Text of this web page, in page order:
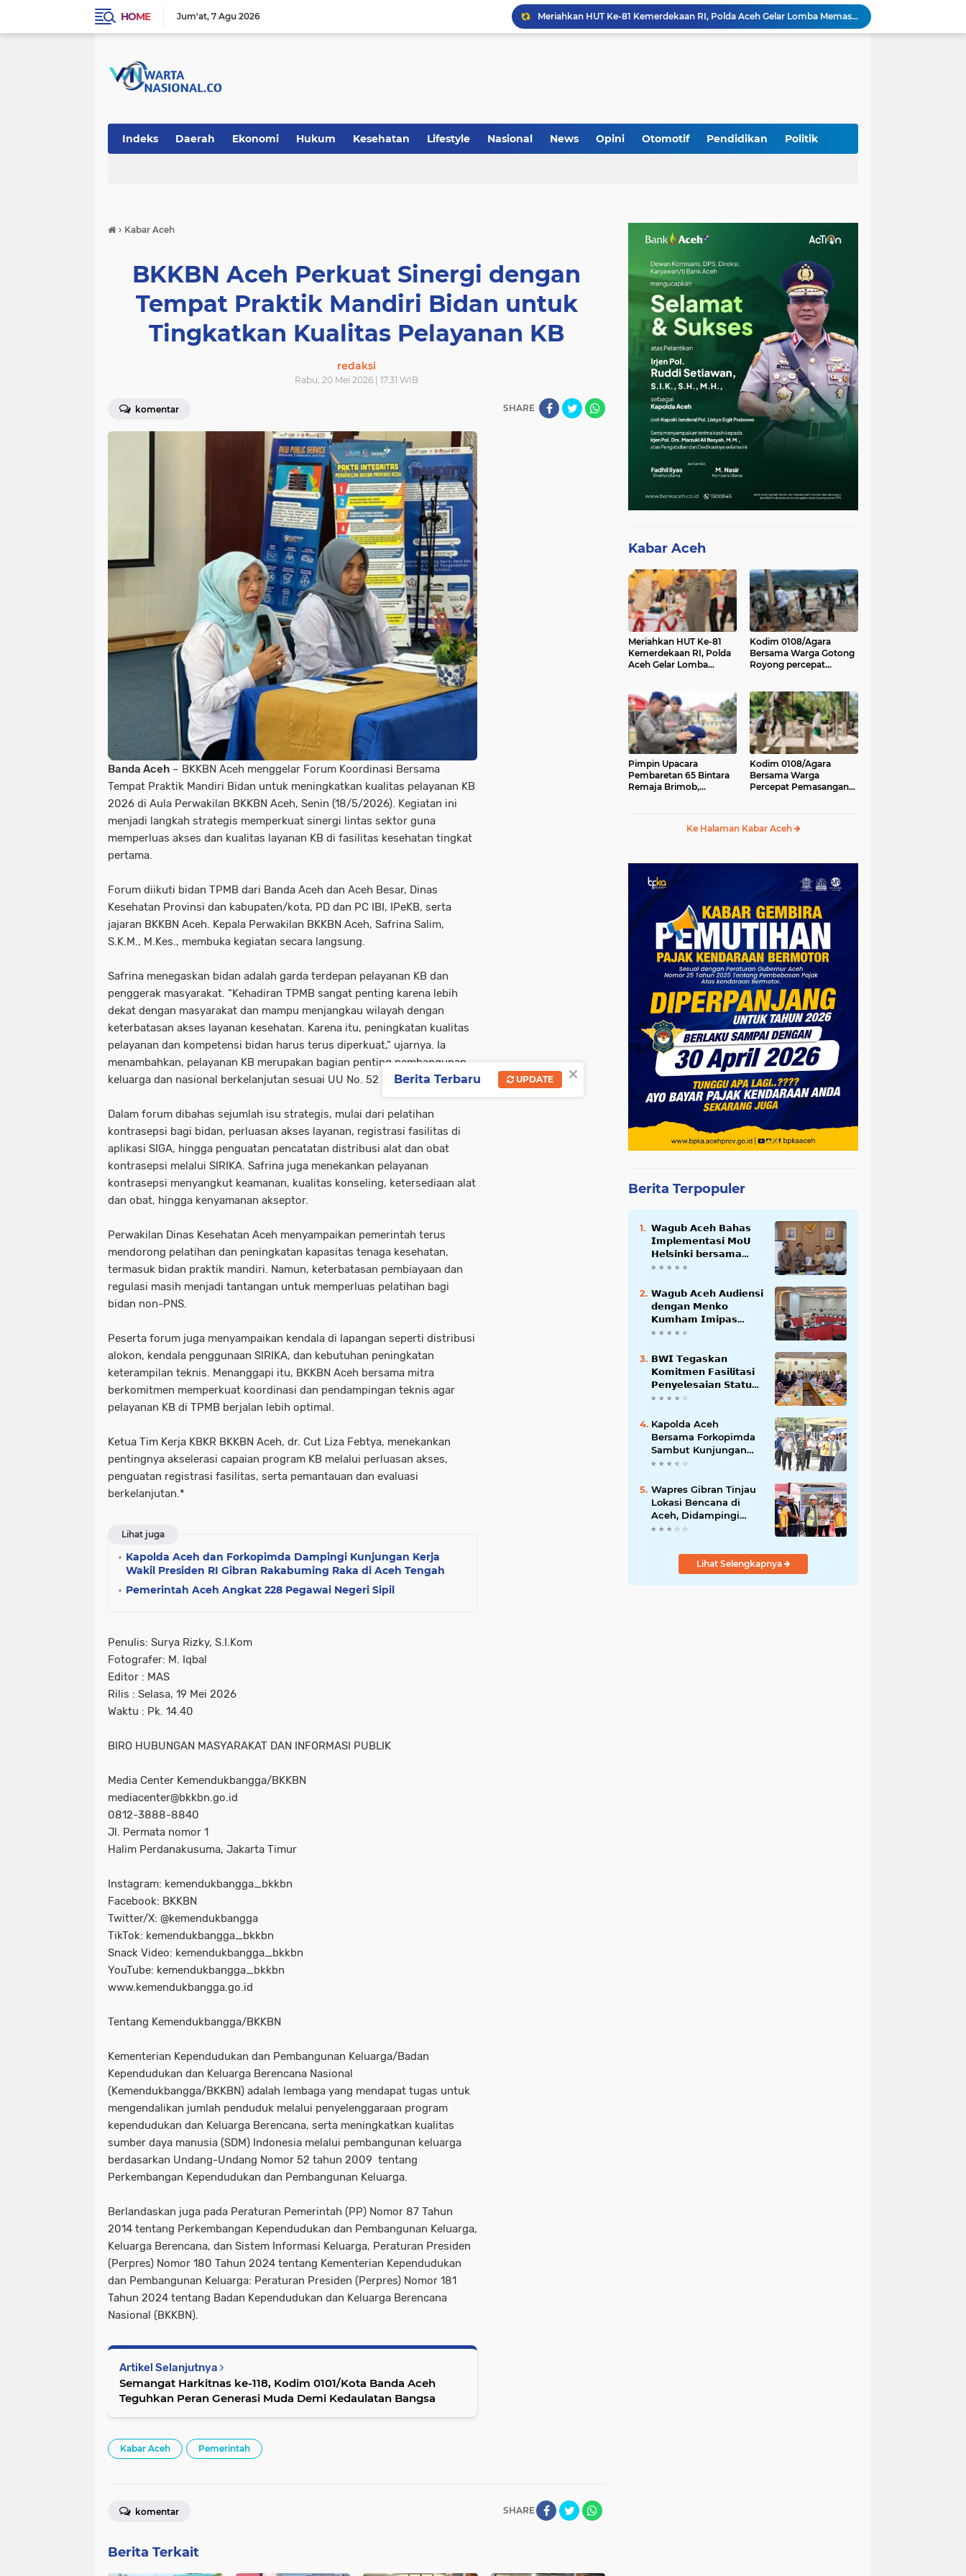
HOME Jum'at 7 Agu 2026
Babinsa Simpang Tiga Monitoring Harga Sembako, Pastikan Stabilitas dan Ketersediaan Bahan Pokok
Babinsa Lembah Seulawah Perkuat Sinergi dengan Tenaga Pendidik, Tekankan Pencegahan Kenakalan Remaja dan Bahaya Narkoba
Rp 2,5 Triliun Dana Kementan untuk Bencana, Pemerintah Aceh kelola Rp 9,7 M
Indeks Daerah Ekonomi Hukum Kesehatan Lifestyle Nasional News Opini Otomotif Pendidikan Politik
› Kabar Aceh
BKKBN Aceh Perkuat Sinergi dengan
Tempat Praktik Mandiri Bidan untuk
Tingkatkan Kualitas Pelayanan KB
redaksi
Rabu, 20 Mei 2026 | 17.31 WIB
komentar SHARE
Banda Aceh – BKKBN Aceh menggelar Forum Koordinasi Bersama
Tempat Praktik Mandiri Bidan untuk meningkatkan kualitas pelayanan KB
2026 di Aula Perwakilan BKKBN Aceh, Senin (18/5/2026). Kegiatan ini
menjadi langkah strategis memperkuat sinergi lintas sektor guna
memperluas akses dan kualitas layanan KB di fasilitas kesehatan tingkat
pertama.
Forum diikuti bidan TPMB dari Banda Aceh dan Aceh Besar, Dinas
Kesehatan Provinsi dan kabupaten/kota, PD dan PC IBI, IPeKB, serta
jajaran BKKBN Aceh. Kepala Perwakilan BKKBN Aceh, Safrina Salim,
S.K.M., M.Kes., membuka kegiatan secara langsung.
Safrina menegaskan bidan adalah garda terdepan pelayanan KB dan
penggerak masyarakat. “Kehadiran TPMB sangat penting karena lebih
dekat dengan masyarakat dan mampu menjangkau wilayah dengan
keterbatasan akses layanan kesehatan. Karena itu, peningkatan kualitas
pelayanan dan kompetensi bidan harus terus diperkuat,” ujarnya. Ia
menambahkan, pelayanan KB merupakan bagian penting pembangunan
keluarga dan nasional berkelanjutan sesuai UU No. 52 Tahun 2009.
Dalam forum dibahas sejumlah isu strategis, mulai dari pelatihan
kontrasepsi bagi bidan, perluasan akses layanan, registrasi fasilitas di
aplikasi SIGA, hingga penguatan pencatatan distribusi alat dan obat
kontrasepsi melalui SIRIKA. Safrina juga menekankan pelayanan
kontrasepsi menyangkut keamanan, kualitas konseling, ketersediaan alat
dan obat, hingga kenyamanan akseptor.
Perwakilan Dinas Kesehatan Aceh menyampaikan pemerintah terus
mendorong pelatihan dan peningkatan kapasitas tenaga kesehatan,
termasuk bidan praktik mandiri. Namun, keterbatasan pembiayaan dan
regulasi masih menjadi tantangan untuk memperluas pelatihan bagi
bidan non-PNS.
Peserta forum juga menyampaikan kendala di lapangan seperti distribusi
alokon, kendala penggunaan SIRIKA, dan kebutuhan peningkatan
keterampilan teknis. Menanggapi itu, BKKBN Aceh bersama mitra
berkomitmen memperkuat koordinasi dan pendampingan teknis agar
pelayanan KB di TPMB berjalan lebih optimal.
Ketua Tim Kerja KBKR BKKBN Aceh, dr. Cut Liza Febtya, menekankan
pentingnya akselerasi capaian program KB melalui perluasan akses,
penguatan registrasi fasilitas, serta pemantauan dan evaluasi
berkelanjutan.*
Lihat juga
Kapolda Aceh dan Forkopimda Dampingi Kunjungan Kerja
Wakil Presiden RI Gibran Rakabuming Raka di Aceh Tengah
Pemerintah Aceh Angkat 228 Pegawai Negeri Sipil
Penulis: Surya Rizky, S.I.Kom
Fotografer: M. Iqbal
Editor : MAS
Rilis : Selasa, 19 Mei 2026
Waktu : Pk. 14.40
BIRO HUBUNGAN MASYARAKAT DAN INFORMASI PUBLIK
Media Center Kemendukbangga/BKKBN
mediacenter@bkkbn.go.id
0812-3888-8840
Jl. Permata nomor 1
Halim Perdanakusuma, Jakarta Timur
Instagram: kemendukbangga_bkkbn
Facebook: BKKBN
Twitter/X: @kemendukbangga
TikTok: kemendukbangga_bkkbn
Snack Video: kemendukbangga_bkkbn
YouTube: kemendukbangga_bkkbn
www.kemendukbangga.go.id
Tentang Kemendukbangga/BKKBN
Kementerian Kependudukan dan Pembangunan Keluarga/Badan
Kependudukan dan Keluarga Berencana Nasional
(Kemendukbangga/BKKBN) adalah lembaga yang mendapat tugas untuk
mengendalikan jumlah penduduk melalui penyelenggaraan program
kependudukan dan Keluarga Berencana, serta meningkatkan kualitas
sumber daya manusia (SDM) Indonesia melalui pembangunan keluarga
berdasarkan Undang-Undang Nomor 52 tahun 2009 tentang
Perkembangan Kependudukan dan Pembangunan Keluarga.
Berlandaskan juga pada Peraturan Pemerintah (PP) Nomor 87 Tahun
2014 tentang Perkembangan Kependudukan dan Pembangunan Keluarga,
Keluarga Berencana, dan Sistem Informasi Keluarga, Peraturan Presiden
(Perpres) Nomor 180 Tahun 2024 tentang Kementerian Kependudukan
dan Pembangunan Keluarga: Peraturan Presiden (Perpres) Nomor 181
Tahun 2024 tentang Badan Kependudukan dan Keluarga Berencana
Nasional (BKKBN).
Artikel Selanjutnya
Semangat Harkitnas ke-118, Kodim 0101/Kota Banda Aceh
Teguhkan Peran Generasi Muda Demi Kedaulatan Bangsa
Kabar Aceh Pemerintah
SHARE
komentar
Berita Terkait
Kabar Aceh
Meriahkan HUT Ke-81
Kemerdekaan RI, Polda
Aceh Gelar Lomba
Kodim 0108/Agara
Bersama Warga Gotong
Royong percepat
Desa Gulo Aceh
Tenggara
Pimpin Upacara
Pembaretan 65 Bintara
Remaja Brimob,
Kodim 0108/Agara
Bersama Warga
Percepat Pemasangan
Ke Halaman Kabar Aceh
Berita Terpopuler
𝗪𝗮𝗴𝘂𝗯 𝗔𝗰𝗲𝗵 𝗕𝗮𝗵𝗮𝘀
𝗜𝗺𝗽𝗹𝗲𝗺𝗲𝗻𝘁𝗮𝘀𝗶 𝗠𝗼𝗨
𝗛𝗲𝗹𝘀𝗶𝗻𝗸𝗶 𝗯𝗲𝗿𝘀𝗮𝗺𝗮
𝗦𝗲𝗸𝗿𝗲𝘁𝗮𝗿𝗶𝗮𝘁 𝗡𝗲𝗴𝗮𝗿𝗮
𝗪𝗮𝗴𝘂𝗯 𝗔𝗰𝗲𝗵 𝗔𝘂𝗱𝗶𝗲𝗻𝘀𝗶
𝗱𝗲𝗻𝗴𝗮𝗻 𝗠𝗲𝗻𝗸𝗼
𝗞𝘂𝗺𝗵𝗮𝗺 𝗜𝗺𝗶𝗽𝗮𝘀
𝗧𝗲𝗿𝗸𝗮𝗶𝘁 𝗦𝘁𝗮𝘁𝘂𝘀 𝗪𝗮𝗸𝗮𝗳
𝗕𝗪𝗜 𝗧𝗲𝗴𝗮𝘀𝗸𝗮𝗻
𝗞𝗼𝗺𝗶𝘁𝗺𝗲𝗻 𝗙𝗮𝘀𝗶𝗹𝗶𝘁𝗮𝘀𝗶
𝗣𝗲𝗻𝘆𝗲𝗹𝗲𝘀𝗮𝗶𝗮𝗻 𝗦𝘁𝗮𝘁𝘂𝘀
𝗪𝗮𝗸𝗮𝗳 𝗕𝗹𝗮𝗻𝗴 𝗣𝗮𝗱𝗮𝗻𝗴
Kapolda Aceh
Bersama Forkopimda
Sambut Kunjungan
Kerja Wakil Presiden
Bireuen
Wapres Gibran Tinjau
Lokasi Bencana di
Aceh, Didampingi
Wagub Dek Fadh
Lihat Selengkapnya
×
Berita Terbaru UPDATE